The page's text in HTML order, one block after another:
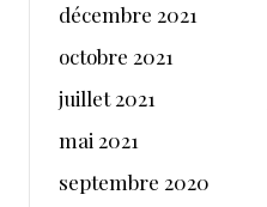
décembre 2021
octobre 2021
juillet 2021
mai 2021
septembre 2020